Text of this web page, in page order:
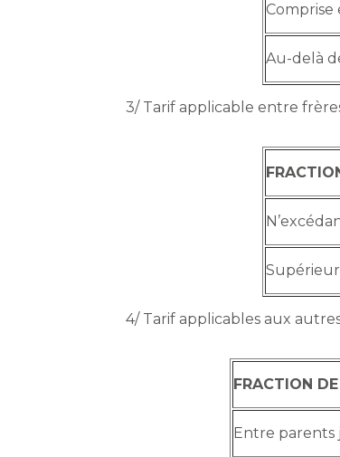
Comprise
Au-delà
3/ Tarif applicable entre
4/ Tarif applicables aux
FRACTION
Entre parents